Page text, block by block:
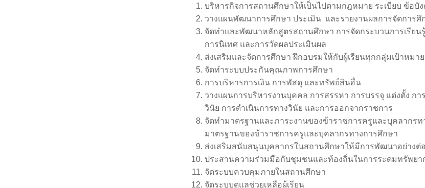
บริหารกิจการสถานศึกษาให้เป็นไปตามกฎหมาย ระเบียบ ข้อ
วางแผนพัฒนาการศึกษา ประเมิน และรายงานผลการจัดการศึ
จัดทำและพัฒนาหลักสูตรสถานศึกษา การจัดกระบวนการเรีย
การนิเทศ และการวัดผลประเมินผล
ส่งเสริมและจัดการศึกษา ฝึกอบรมให้กับผู้เรียนทุกกลุ่มเป้าหม
จัดทำระบบประกันคุณภาพการศึกษา
การบริหารการเงิน การพัสดุ และทรัพย์สินอื่น
วางแผนการบริหารงานบุคคล การสรรหา การบรรจุ แต่งตั้ง ก
วินัย การดำเนินการทางวินัย และการออกจากราชการ
จัดทำมาตรฐานและภาระงานของข้าราชการครูและบุคลากร
มาตรฐานของข้าราชการครูและบุคลากรทางการศึกษา
ส่งเสริมสนับสนุนบุคลากรในสถานศึกษาให้มีการพัฒนาอย่างต่อ
ประสานความร่วมมือกับชุมชนและท้องถิ่นในการระดมทรัพย
จัดระบบควบคุมภายในสถานศึกษา
จัดระบบดูแลช่วยเหลือผู้เรียน